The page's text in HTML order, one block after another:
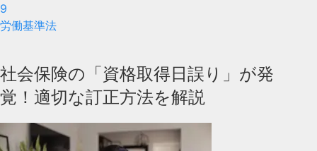
9
労働基準法
社会保険の「資格取得日誤り」が発
覚！適切な訂正方法を解説